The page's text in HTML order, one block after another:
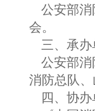
公安部消
会。
三、承办
公安部消
消防总队、
四、协办